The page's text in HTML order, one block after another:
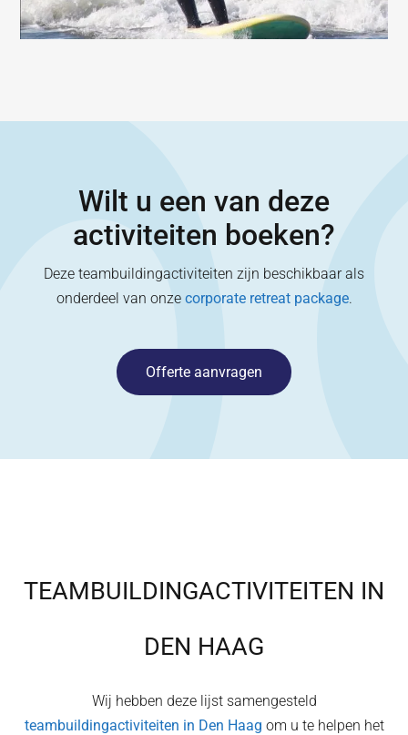
Wilt u een van deze
activiteiten boeken?
Deze teambuildingactiviteiten zijn beschikbaar als
onderdeel van onze corporate retreat package.
Offerte aanvragen
TEAMBUILDINGACTIVITEITEN IN
DEN HAAG
Wij hebben deze lijst samengesteld
teambuildingactiviteiten in Den Haag om u te helpen het